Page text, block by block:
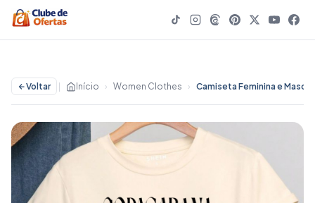
Voltar Início › Women Clothes ›